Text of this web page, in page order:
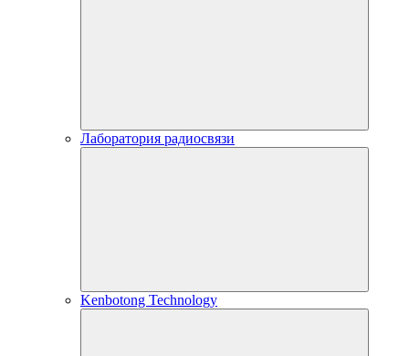
Лаборатория радиосвязи
Kenbotong Technology